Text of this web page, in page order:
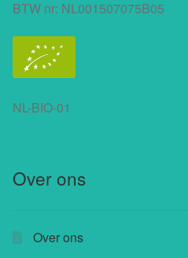
BTW nr: NL001507075B05
NL-BIO-01
Over ons
Over ons